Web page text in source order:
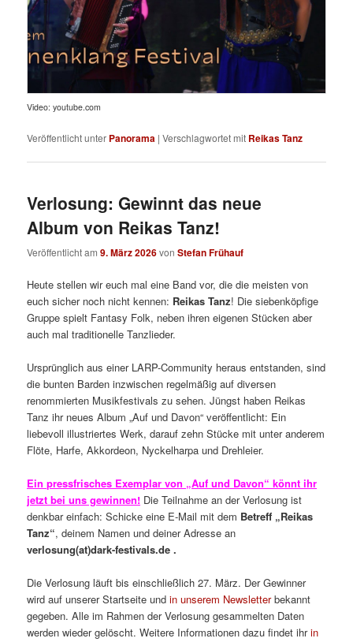
Video: youtube.com
Veröffentlicht unter Panorama |Verschlagwortet mit Reikas Tanz
Verlosung: Gewinnt das neue
Album von Reikas Tanz!
Veröffentlicht am9. März 2026vonStefan Frühauf
Heute stellen wir euch mal eine Band vor, die die meisten von
euch sicher noch nicht kennen: Reikas Tanz! Die siebenköpfige
Gruppe spielt Fantasy Folk, neben ihren eigenen Stücken aber
auch mal traditionelle Tanzlieder.
Ursprünglich aus einer LARP-Community heraus entstanden, sind
die bunten Barden inzwischen regelmäßig auf diversen
renommierten Musikfestivals zu sehen. Jüngst haben Reikas
Tanz ihr neues Album „Auf und Davon“ veröffentlicht: Ein
liebevoll illustriertes Werk, darauf zehn Stücke mit unter anderem
Flöte, Harfe, Akkordeon, Nyckelharpa und Drehleier.
Ein pressfrisches Exemplar von „Auf und Davon“ könnt ihr
jetzt bei uns gewinnen! Die Teilnahme an der Verlosung ist
denkbar einfach: Schicke eine E-Mail mit dem Betreff „Reikas
Tanz“, deinem Namen und deiner Adresse an
verlosung(at)dark-festivals.de .
Die Verlosung läuft bis einschließlich 27. März. Der Gewinner
wird auf unserer Startseite undin unserem Newsletterbekannt
gegeben. Alle im Rahmen der Verlosung gesammelten Daten
werden wieder gelöscht. Weitere Informationen dazu findet ihrin